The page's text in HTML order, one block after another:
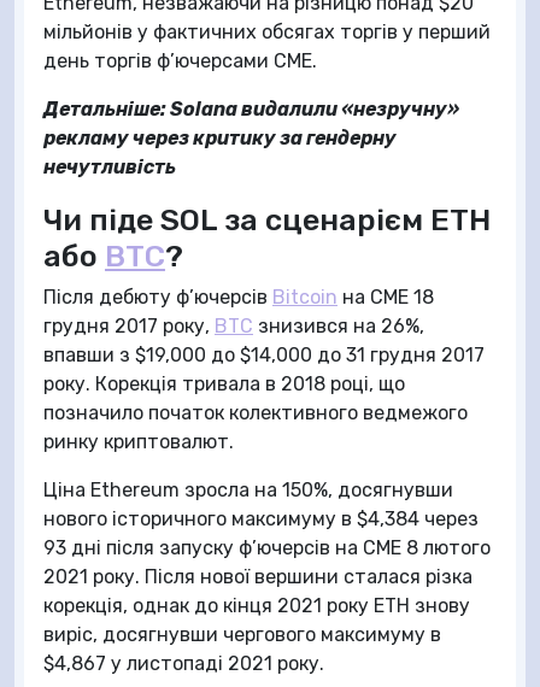
мільйонів у фактичних обсягах торгів у перший
день торгів ф’ючерсами CME.
Детальніше: Solana видалили «незручну»
рекламу через критику за гендерну
нечутливість
Чи піде SOL за сценарієм ETH
або BTC?
Після дебюту ф’ючерсів Bitcoin на CME 18
грудня 2017 року, BTC знизився на 26%,
впавши з $19,000 до $14,000 до 31 грудня 2017
року. Корекція тривала в 2018 році, що
позначило початок колективного ведмежого
ринку криптовалют.
Ціна Ethereum зросла на 150%, досягнувши
нового історичного максимуму в $4,384 через
93 дні після запуску ф’ючерсів на CME 8 лютого
2021 року. Після нової вершини сталася різка
корекція, однак до кінця 2021 року ETH знову
виріс, досягнувши чергового максимуму в
$4,867 у листопаді 2021 року.